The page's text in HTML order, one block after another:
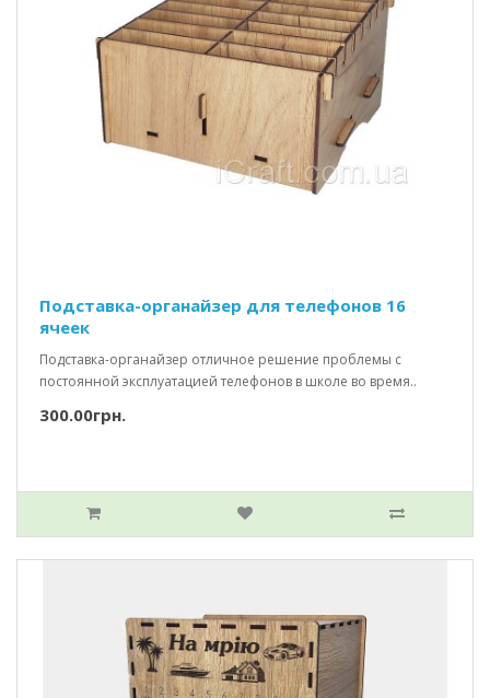
Подставка-органайзер для телефонов 16
ячеек
Подставка-органайзер отличное решение проблемы с
постоянной эксплуатацией телефонов в школе во время..
300.00грн.